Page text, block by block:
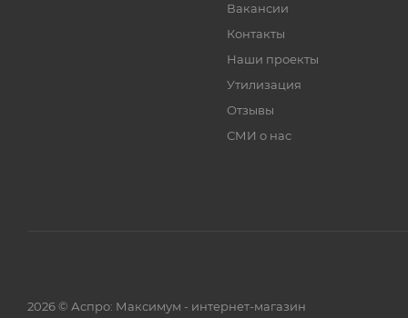
Вакансии
Контакты
Наши проекты
Утилизация
Отзывы
СМИ о нас
2026 © Аспро: Максимум - интернет-магазин